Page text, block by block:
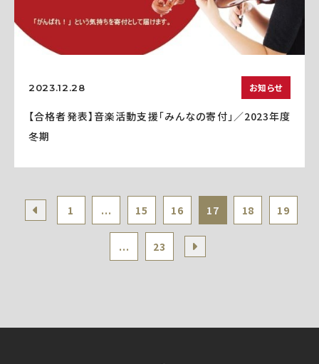
2023.12.28 お知らせ
【合格者発表】音楽活動支援「みんなの寄付」／2023年度
冬期
1 ... 15 16 17 18 19
... 23